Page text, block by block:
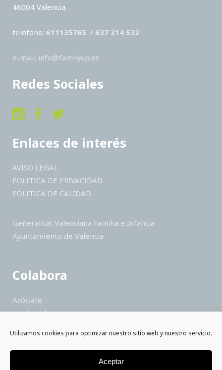
Utilizamos cookies para optimizar nuestro sitio web y nuestro servicio.
Aceptar
46004 Valencia.
teléfono: 611135765 / 637 314 532
e-mail: info@familyup.es
Redes Sociales
Enlaces de interés
AVISO LEGAL
POLITICA DE PRIVACIDAD
POLITICA DE CALIDAD
Generalitat Valenciana Familia e Infancia
Ayuntamiento de Valencia
Colabora
Asóciate
Hazte voluntario
Colabora como empresa
Saber más